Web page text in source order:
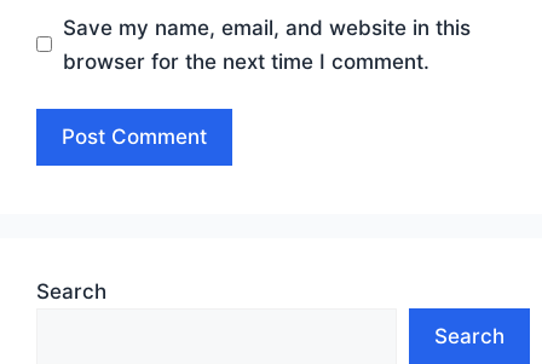
Save my name, email, and website in this
browser for the next time I comment.
Search
Search